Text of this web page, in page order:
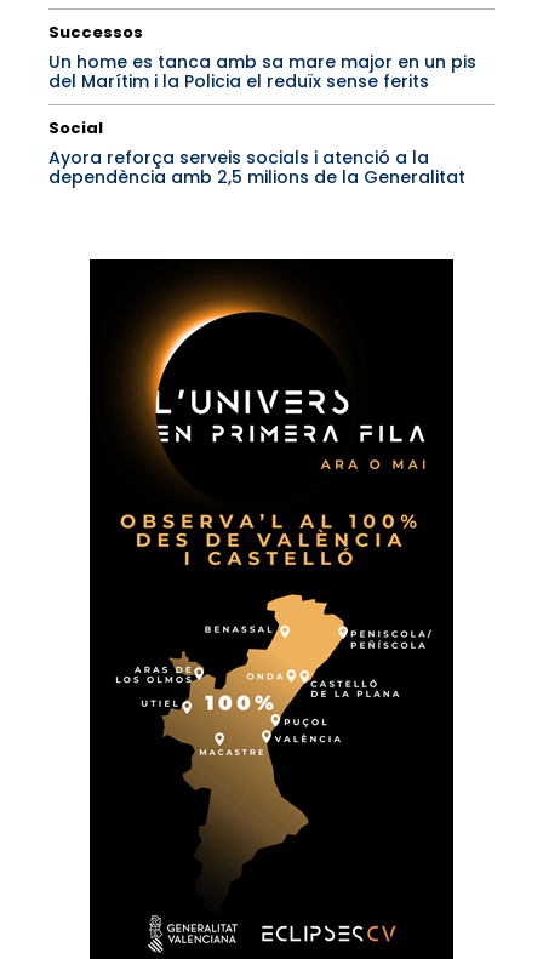
Successos
Un home es tanca amb sa mare major en un pis
del Marítim i la Policia el reduïx sense ferits
Social
Ayora reforça serveis socials i atenció a la
dependència amb 2,5 milions de la Generalitat